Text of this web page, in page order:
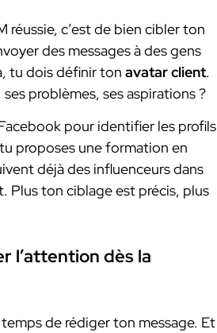
réussie, c’est de bien cibler ton
des messages à des gens
tu dois définir ton avatar client.
problèmes, ses aspirations ?
pour identifier les profils
proposes une formation en
déjà des influenceurs dans
Plus ton ciblage est précis, plus
l’attention dès la
de rédiger ton message. Et